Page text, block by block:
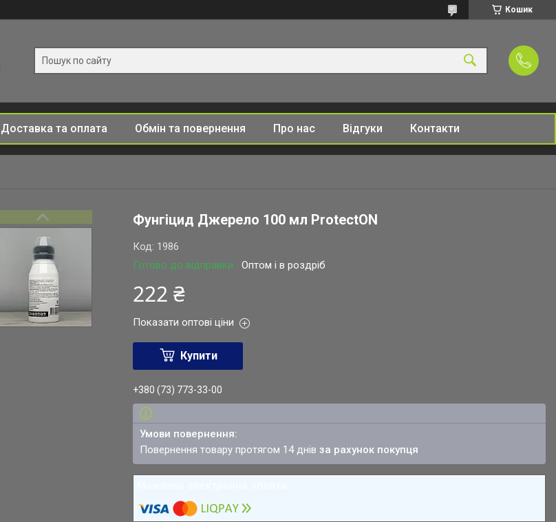
Кошик
Доставка та оплата Обмін та повернення Про нас Відгуки Контакти
Фунгіцид Джерело 100 мл ProtectON
Готово до відправки Оптом і в роздріб
Код: 1986
222 ₴
Показати оптові ціни
Купити
+380 (73) 773-33-00
повернення товару протягом 14 днівза рахунок покупця